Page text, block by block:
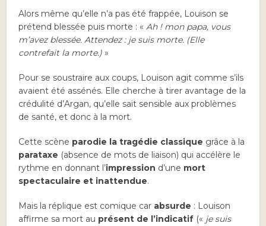
Alors même qu’elle n’a pas été frappée, Louison se
prétend blessée puis morte : «Ah ! mon papa, vous
m’avez blessée. Attendez : je suis morte. (Elle
contrefait la morte.)»
Pour se soustraire aux coups, Louison agit comme s’ils
avaient été assénés. Elle cherche à tirer avantage de la
crédulité d’Argan, qu’elle sait sensible aux problèmes
de santé, et donc à la mort.
Cette scène parodie la tragédie classique grâce à la
parataxe (absence de mots de liaison) qui accélère le
rythme en donnant l’impression d’une mort
spectaculaire et inattendue.
Mais la réplique est comique car absurde : Louison
affirme sa mort au présent de l’indicatif (« je suis